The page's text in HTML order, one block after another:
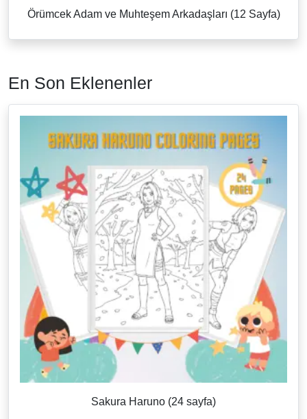
Örümcek Adam ve Muhteşem Arkadaşları (12 Sayfa)
En Son Eklenenler
Sakura Haruno (24 sayfa)